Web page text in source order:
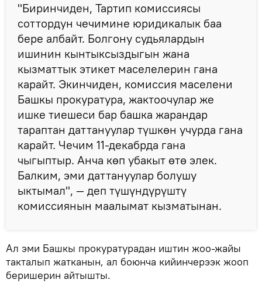
"Биринчиден, Тартип комиссиясы
соттордун чечимине юридикалык баа
бере албайт. Болгону судьялардын
ишинин кынтыксыздыгын жана
кызматтык этикет маселелерин гана
карайт. Экинчиден, комиссия маселени
Башкы прокуратура, жактоочулар же
ишке тиешеси бар башка жарандар
тараптан даттануулар түшкөн учурда гана
карайт. Чечим 11-декабрда гана
чыгыптыр. Анча көп убакыт өтө элек.
Балким, эми даттануулар болушу
ыктымал", — деп түшүндүрүштү
комиссиянын маалымат кызматынан.
Ал эми Башкы прокуратурадан иштин жоо-жайы
такталып жатканын, ал боюнча кийинчерээк жооп
беришерин айтышты.